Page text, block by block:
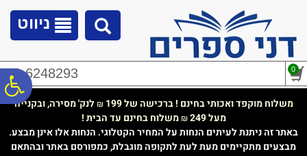
נגישות
ניווט
02-6248293 0
משלוח מוקפד ואכותי בחינם ! ברכישה של 199 ₪ לנק' מסירה, ובקנייה
מעל 249
₪משלוח בחינם עד הבית !
באתר זה ניתנת לעיתים הנחות על המחיר הקטלוגי. הנחות אלו אינן מבצע.
מבצעים מתקיימים מעת לעת לתקופה מוגבלת, כמפורסם באתר ובהתאם